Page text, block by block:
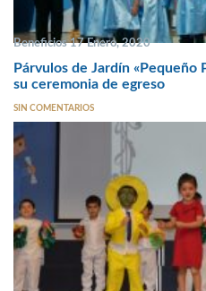
Beneficios 17 Enero, 2020
Párvulos de Jardín
su ceremonia de egreso
SIN COMENTARIOS